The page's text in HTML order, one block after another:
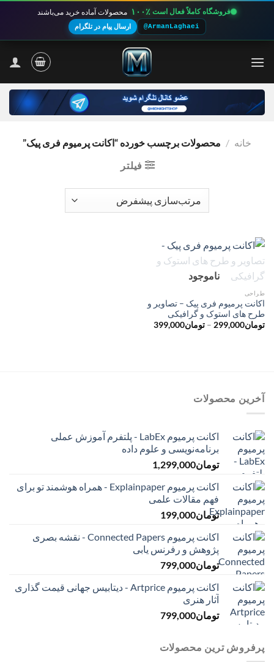
فروشگاه کاملاً فعال است ۱۰۰٪ محصولات آماده خرید می‌باشند
@ArmanLaghaei ارسال پیام در تلگرام
خانه / محصولات برچسب خورده “اکانت پرمیوم فری پیک”
فیلتر
ناموجود
طراحی
اکانت پرمیوم فری پیک – تصاویر و
طرح های استوک و گرافیکی
تومان299,000
– تومان399,000محدوده
آخرین محصولات
اکانت پرمیوم LabEx - پلتفرم آموزش عملی
برنامه‌نویسی و علوم داده
تومان1,299,000
اکانت پرمیوم Explainpaper - همراه هوشمند تو برای
فهم مقالات علمی
تومان199,000
اکانت پرمیوم Connected Papers - نقشه بصری
پژوهش و رفرنس یابی
تومان799,000
اکانت پرمیوم Artprice - دیتابیس جهانی قیمت ‌گذاری
آثار هنری
تومان799,000
پرفروش ترین محصولات